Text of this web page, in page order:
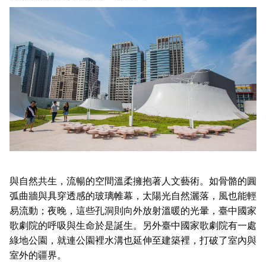
與自然共生，流暢的空間溫柔擁抱著人文藝術。如骨骼的圓
弧曲牆與具穿透感的玻璃帷幕，太陽光自然灑落，風也能輕
易流動；夜晚，這些孔洞則向外放射溫暖的光暈，臺中國家
歌劇院的呼吸與生命於是誕生。另外臺中國家歌劇院有一處
綠地公園，就連公園裡水溝也延伸至建築裡，打破了室內與
室外的疆界。